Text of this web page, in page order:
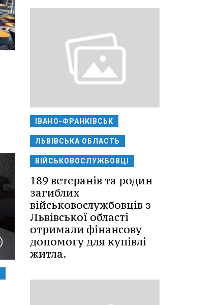
ІВАНО-ФРАНКІВСЬК
ЛЬВІВСЬКА ОБЛАСТЬ
ВІЙСЬКОВОСЛУЖБОВЦІ
189 ветеранів та родин
загиблих
військовослужбовців з
Львівської області
отримали фінансову
допомогу для купівлі
житла.